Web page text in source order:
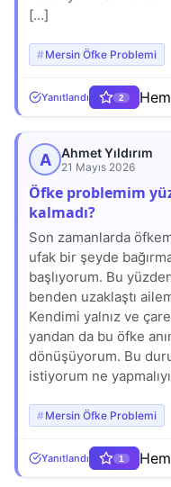
[…]
Mersin Öfke Problemi
Yanıtlandı 2
A Ahmet Yıldırım
21 Mayıs 2026
Öfke problemim
kalmadı?
Son zamanlarda
ufak bir şeyde
başlıyorum. Bu
benden uzaklaştı
Kendimi yalnız ve
yandan da bu öfke
dönüşüyorum. Bu
istiyorum ne
Mersin Öfke Problemi
Yanıtlandı 1